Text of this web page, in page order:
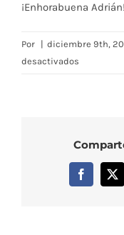
¡Enhorabuena Adrián!
Por | diciembre 9th,
desactivados
Morga
Ruiz
en
Facebook
X